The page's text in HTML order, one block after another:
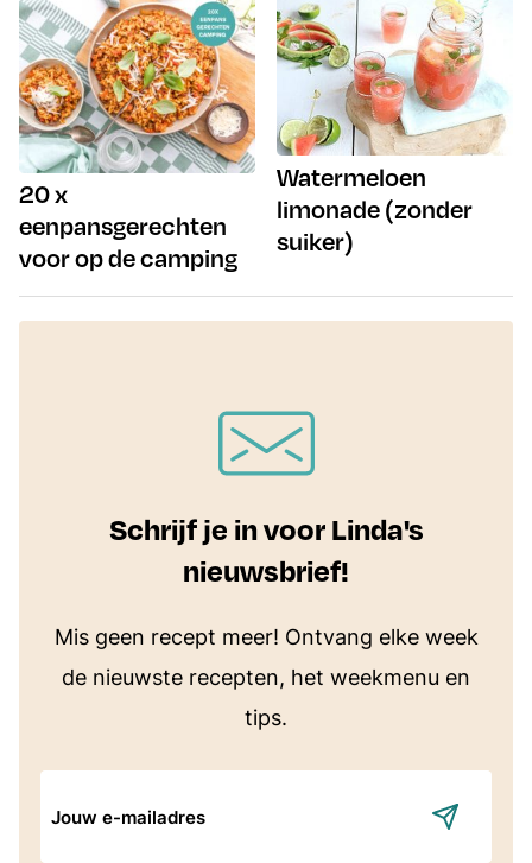
20 x
eenpansgerechten
voor op de camping
Watermeloen
limonade (zonder
suiker)
Schrijf je in voor Linda's
nieuwsbrief!
Mis geen recept meer! Ontvang elke week
de nieuwste recepten, het weekmenu en
tips.
mailadres